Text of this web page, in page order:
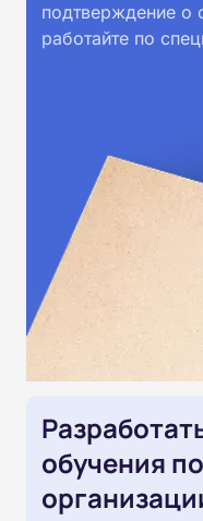
подтверждение о
работайте по
обучения